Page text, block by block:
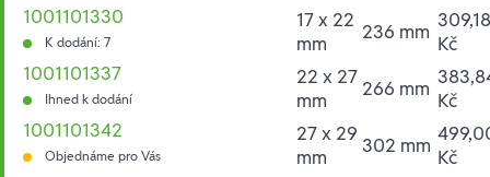
1001101330
K dodání: 7
17 x 22
mm
236 mm 309,18
Kč
1001101337
Ihned k dodání
22 x 27
mm
266 mm Kč
1001101342
Objednáme pro Vás
27 x 29
mm
302 mm Kč